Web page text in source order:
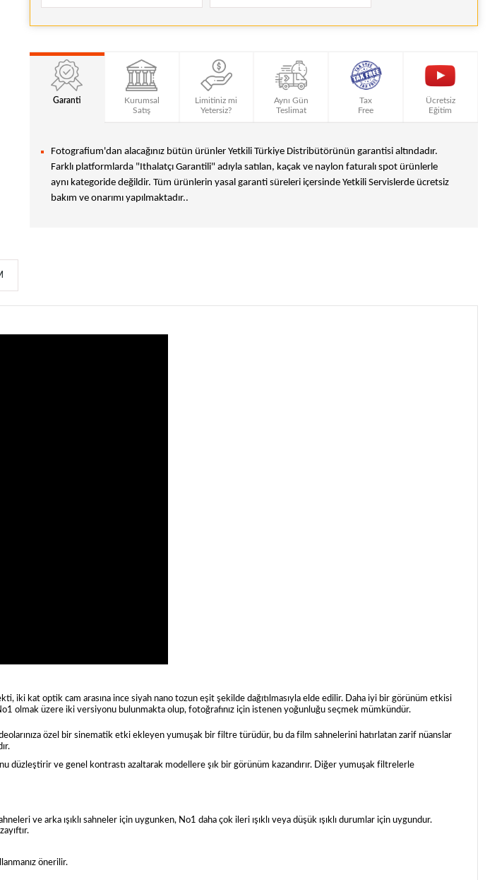
Garanti
Kurumsal
Satış
Limitiniz mi
Yetersiz?
Aynı Gün
Teslimat
Tax
Free
Ücretsiz
Eğitim
Fotografium'dan alacağınız bütün ürünler Yetkili Türkiye Distribütörünün garantisi altındadır.
Farklı platformlarda "Ithalatçı Garantili" adıyla satılan, kaçak ve naylon faturalı spot ürünlerle
aynı kategoride değildir. Tüm ürünlerin yasal garanti süreleri içersinde Yetkili Servislerde ücretsiz
bakım ve onarımı yapılmaktadır..
iki kat optik cam arasına ince siyah nano tozun eşit şekilde dağıtılmasıyla elde edilir. Daha iyi bir görünüm etkisi
olmak üzere iki versiyonu bulunmakta olup, fotoğrafınız için istenen yoğunluğu seçmek mümkündür.
özel bir sinematik etki ekleyen yumuşak bir filtre türüdür, bu da film sahnelerini hatırlatan zarif nüanslar
düzleştirir ve genel kontrastı azaltarak modellere şık bir görünüm kazandırır. Diğer yumuşak filtrelerle
ve arka ışıklı sahneler için uygunken, No1 daha çok ileri ışıklı veya düşük ışıklı durumlar için uygundur.
önerilir.